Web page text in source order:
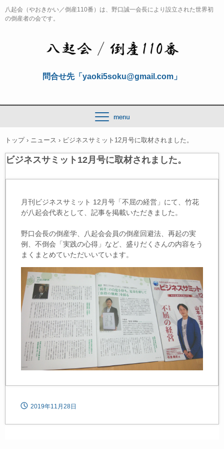
八起会（やおきかい／倒産110番）は、野口誠一会長により設立された世界初
の倒産者の会です。
問合せ先「yaoki5soku@gmail.com」
トップ › ニュース › ビジネスサミット12月号に取材されました。
ビジネスサミット12月号に取材されました。
月刊ビジネスサミット 12月号「不屈の経営」にて、竹花
が八起会代表として、記事を掲載いただきました。
野口会長の倒産学、八起会会員の倒産回避法、再起の実
例、不倒会「実践の心得」など、盛りだくさんの内容をう
まくまとめていただいいています。
2019年11月28日